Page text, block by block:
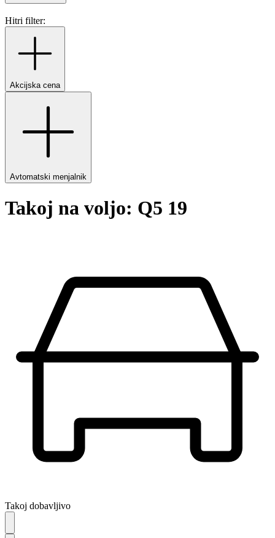
Hitri filter:
Akcijska cena
Avtomatski menjalnik
Takoj na voljo: Q5 19
Takoj dobavljivo